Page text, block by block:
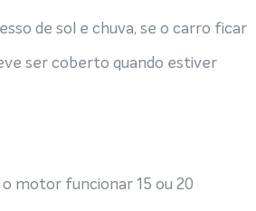
de sol e chuva, se o carro ficar
ser coberto quando estiver
motor funcionar 15 ou 20